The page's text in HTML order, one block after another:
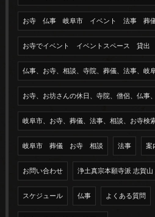
お寺 仏事 岐阜市 イベント 法事 葬
お寺でイベント イベントスペース 貸
仏事、お寺、相談、寺院、葬儀、法事、岐
お寺、お坊さんの休日、寺院、僧侶、仏事
岐阜市、お寺、葬儀、法事、相談、お寺検
岐阜市 葬儀 お寺 相談 法事 案
お問い合わせ 浄土真宗本願寺派 志賀山
スケジュール 仏事 よくある質問